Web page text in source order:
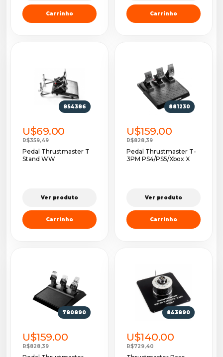
Carrinho Carrinho
854386
U$69.00
R$359,49
Pedal Thrustmaster T
Stand WW
Ver produto
Carrinho
881230
U$159.00
R$828,39
Pedal Thrustmaster T-
3PM PS4/PS5/Xbox X
Ver produto
Carrinho
780890
U$159.00
R$828,39
843890
U$140.00
R$729,40